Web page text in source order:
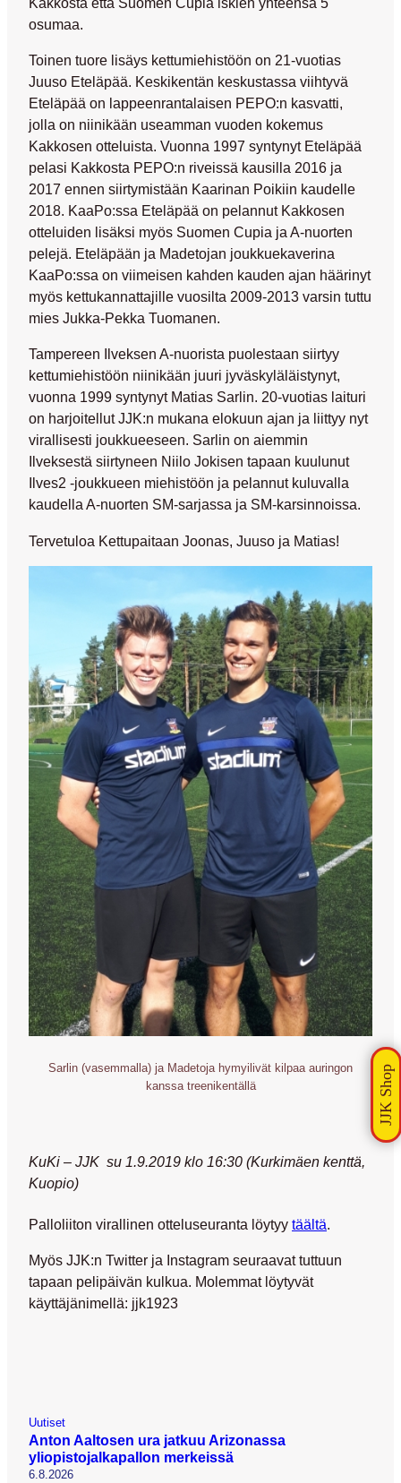
osumaa.
Toinen tuore lisäys kettumiehistöön on 21-vuotias
Juuso Eteläpää. Keskikentän keskustassa viihtyvä
Eteläpää on lappeenrantalaisen PEPO:n kasvatti,
jolla on niinikään useamman vuoden kokemus
Kakkosen otteluista. Vuonna 1997 syntynyt Eteläpää
pelasi Kakkosta PEPO:n riveissä kausilla 2016 ja
2017 ennen siirtymistään Kaarinan Poikiin kaudelle
2018. KaaPo:ssa Eteläpää on pelannut Kakkosen
otteluiden lisäksi myös Suomen Cupia ja A-nuorten
pelejä. Eteläpään ja Madetojan joukkuekaverina
KaaPo:ssa on viimeisen kahden kauden ajan häärinyt
myös kettukannattajille vuosilta 2009-2013 varsin tuttu
mies Jukka-Pekka Tuomanen.
Tampereen Ilveksen A-nuorista puolestaan siirtyy
kettumiehistöön niinikään juuri jyväskyläläistynyt,
vuonna 1999 syntynyt Matias Sarlin. 20-vuotias laituri
on harjoitellut JJK:n mukana elokuun ajan ja liittyy nyt
virallisesti joukkueeseen. Sarlin on aiemmin
Ilveksestä siirtyneen Niilo Jokisen tapaan kuulunut
Ilves2 -joukkueen miehistöön ja pelannut kuluvalla
kaudella A-nuorten SM-sarjassa ja SM-karsinnoissa.
Tervetuloa Kettupaitaan Joonas, Juuso ja Matias!
Sarlin (vasemmalla) ja Madetoja hymyilivät kilpaa auringon
kanssa treenikentällä
KuKi – JJK su 1.9.2019 klo 16:30 (Kurkimäen kenttä,
Kuopio)
Palloliiton virallinen otteluseuranta löytyy täältä.
Myös JJK:n Twitter ja Instagram seuraavat tuttuun
tapaan pelipäivän kulkua. Molemmat löytyvät
käyttäjänimellä: jjk1923
Uutiset
Anton Aaltosen ura jatkuu Arizonassa
yliopistojalkapallon merkeissä
6.8.2026